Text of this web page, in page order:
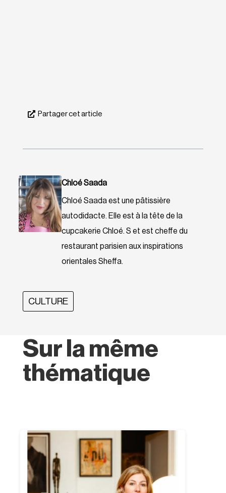
Partager cet article
Chloé Saada
Chloé Saada est une pâtissière
autodidacte. Elle est à la tête de la
cupcakerie Chloé. S et est cheffe du
restaurant parisien aux inspirations
orientales Sheffa.
CULTURE
Sur la même
thématique